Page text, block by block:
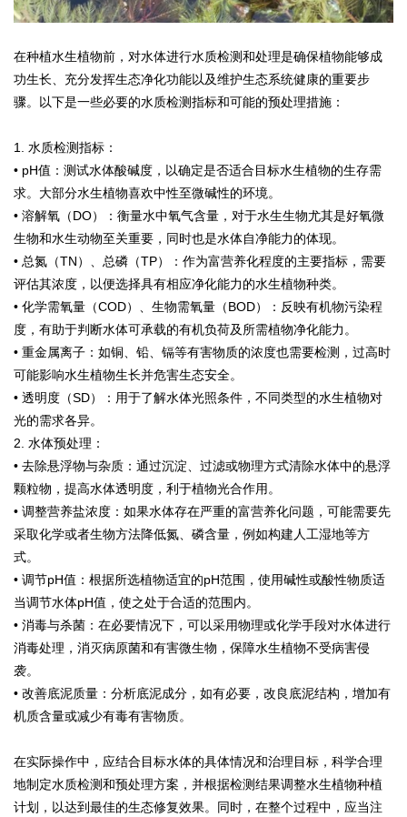
在种植水生植物前，对水体进行水质检测和处理是确保植物能够成
功生长、充分发挥生态净化功能以及维护生态系统健康的重要步
骤。以下是一些必要的水质检测指标和可能的预处理措施：
1. 水质检测指标：
• pH值：测试水体酸碱度，以确定是否适合目标水生植物的生存需
求。大部分水生植物喜欢中性至微碱性的环境。
• 溶解氧（DO）：衡量水中氧气含量，对于水生生物尤其是好氧微
生物和水生动物至关重要，同时也是水体自净能力的体现。
• 总氮（TN）、总磷（TP）：作为富营养化程度的主要指标，需要
评估其浓度，以便选择具有相应净化能力的水生植物种类。
• 化学需氧量（COD）、生物需氧量（BOD）：反映有机物污染程
度，有助于判断水体可承载的有机负荷及所需植物净化能力。
• 重金属离子：如铜、铅、镉等有害物质的浓度也需要检测，过高时
可能影响水生植物生长并危害生态安全。
• 透明度（SD）：用于了解水体光照条件，不同类型的水生植物对
光的需求各异。
2. 水体预处理：
• 去除悬浮物与杂质：通过沉淀、过滤或物理方式清除水体中的悬浮
颗粒物，提高水体透明度，利于植物光合作用。
• 调整营养盐浓度：如果水体存在严重的富营养化问题，可能需要先
采取化学或者生物方法降低氮、磷含量，例如构建人工湿地等方
式。
• 调节pH值：根据所选植物适宜的pH范围，使用碱性或酸性物质适
当调节水体pH值，使之处于合适的范围内。
• 消毒与杀菌：在必要情况下，可以采用物理或化学手段对水体进行
消毒处理，消灭病原菌和有害微生物，保障水生植物不受病害侵
袭。
• 改善底泥质量：分析底泥成分，如有必要，改良底泥结构，增加有
机质含量或减少有毒有害物质。
在实际操作中，应结合目标水体的具体情况和治理目标，科学合理
地制定水质检测和预处理方案，并根据检测结果调整水生植物种植
计划，以达到最佳的生态修复效果。同时，在整个过程中，应当注